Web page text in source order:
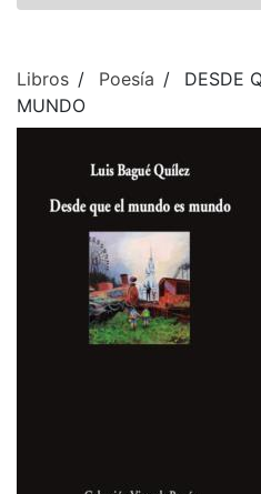
Libros Poesía
DESDE
MUNDO